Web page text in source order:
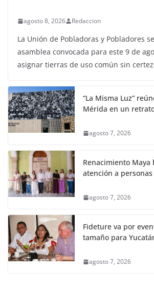
agosto 8, 2026 Redaccion
La Unión de Pobladoras y Pobladores
asamblea convocada para este 9 de
asignar tierras de uso común sin
“La Misma Luz”
Mérida en un
agosto 7, 2026
Renacimiento Maya
atención a
agosto 7, 2026
Fideture va por
tamaño para
agosto 7, 2026